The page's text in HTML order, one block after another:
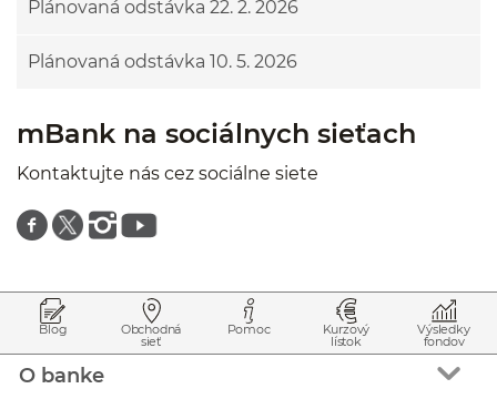
Plánovaná odstávka 22. 2. 2026
Plánovaná odstávka 10. 5. 2026
mBank na sociálnych sieťach
Kontaktujte nás cez sociálne siete
Znajdź nas na facebooku
Znajdź nas na twitterze
Znajdź nas na instagramie
Znajdź nas na youtube
Blog Obchodná
sieť
Pomoc Kurzový
lístok
Výsledky
fondov
O banke